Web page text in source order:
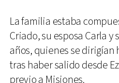
La familia estaba
Criado, su esposa Carla
años, quienes se dirigían
tras haber salido desde
previo a Misiones.